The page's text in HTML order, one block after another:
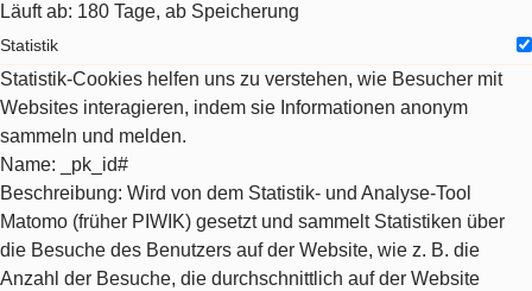
Läuft ab: 180 Tage, ab Speicherung
Statistik
Statistik-Cookies helfen uns zu verstehen, wie Besucher mit
Websites interagieren, indem sie Informationen anonym
sammeln und melden.
Name: _pk_id#
Beschreibung: Wird von dem Statistik- und Analyse-Tool
Matomo (früher PIWIK) gesetzt und sammelt Statistiken über
die Besuche des Benutzers auf der Website, wie z. B. die
Anzahl der Besuche, die durchschnittlich auf der Website